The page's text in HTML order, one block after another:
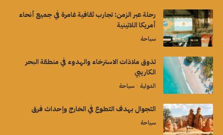
رحلة عبر الزمن: تجارب ثقافية غامرة في جميع أنحاء
أمريكا اللاتينية
سياحة
تذوق ملاذات الاسترخاء والهدوء في منطقة البحر
الكاريبي
الدولية سياحة
التجوال بهدف التطوع في الخارج وإحداث فرق
سياحة